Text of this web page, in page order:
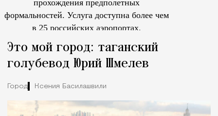
прохождения предполетных
формальностей. Услуга доступна более чем
в 25 российских аэропортах.
Это мой город: таганский
голубевод Юрий Шмелев
Город Ксения Басилашвили